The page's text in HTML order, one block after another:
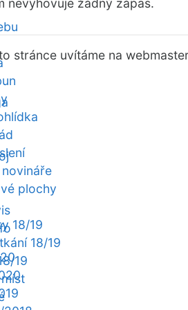
novináře
plochy
18/19
18/19
19
nevyhovuje žádný zápas.
stránce uvítáme na webmaster